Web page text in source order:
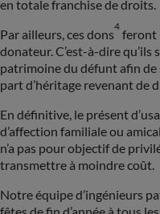
en totale franchise de droits.
Par ailleurs, ces dons
4
feront
donateur. C’est-à-dire
patrimoine du défunt afin de
part d’héritage revenant de
En définitive, le présent
d’affection familiale ou
n’a pas pour objectif de
transmettre à moindre coût.
Notre équipe d’ingénieurs